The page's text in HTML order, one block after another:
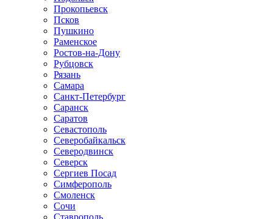
Прокопьевск
Псков
Пушкино
Раменское
Ростов-на-Дону
Рубцовск
Рязань
Самара
Санкт-Петербург
Саранск
Саратов
Севастополь
Северобайкальск
Северодвинск
Северск
Сергиев Посад
Симферополь
Смоленск
Сочи
Ставрополь